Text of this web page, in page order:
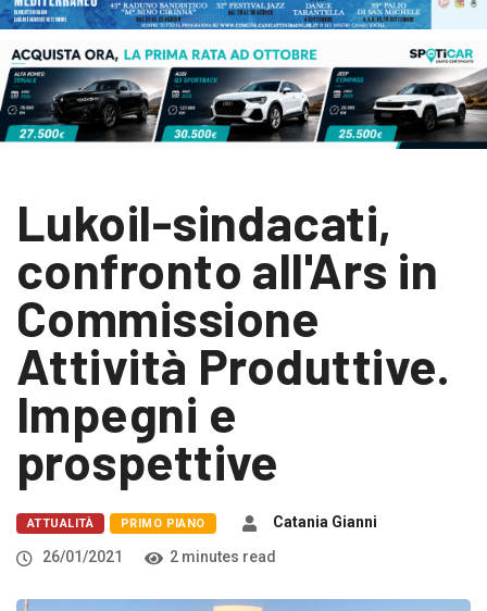
Lukoil-sindacati,
confronto all'Ars in
Commissione
Attività Produttive.
Impegni e
prospettive
ATTUALITÀ PRIMO PIANO
Catania Gianni
26/01/2021
2 minutes read